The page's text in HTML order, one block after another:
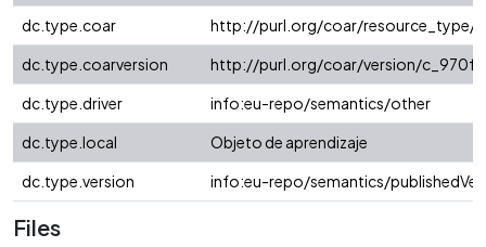
dc.type.coar
http://purl.org/coar/resource_type/
dc.type.coarversion
http://purl.org/coar/version/
dc.type.driver
info:eu-repo/semantics/other
dc.type.local
Objeto de aprendizaje
dc.type.version
info:eu-repo/semantics/
Files